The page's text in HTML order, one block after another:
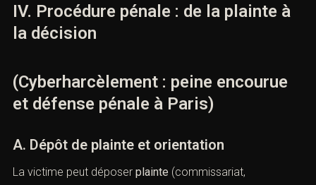
IV. Procédure pénale : de la plainte à
la décision
(Cyberharcèlement : peine encourue
et défense pénale à Paris)
A. Dépôt de plainte et orientation
La victime peut déposer plainte (commissariat,